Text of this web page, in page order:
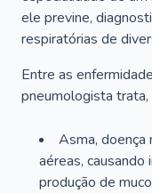
ele previne,
respiratórias de
Entre as
pneumologista trata,
Asma, doença
aéreas, causando
produção de